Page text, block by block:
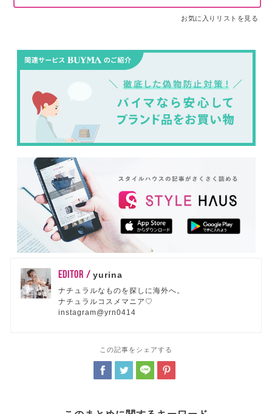
お気に入りリストを見る
EDITOR /yurina
ナチュラルなものを探しに海外へ。
ナチュラルコスメマニア♡
instagram@yrn0414
この記事をシェアする